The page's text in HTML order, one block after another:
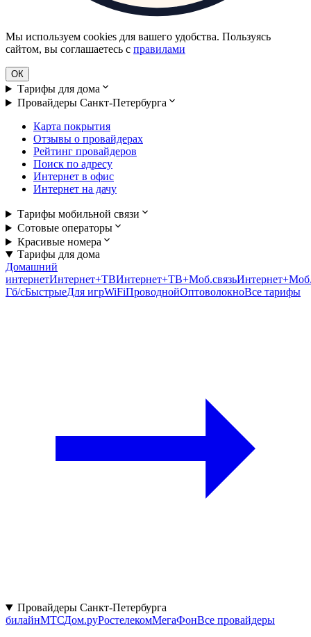
Мы используем cookies для вашего удобства. Пользуясь
сайтом, вы соглашаетесь с правилами
ОК
Тарифы для дома
Провайдеры Санкт-Петербурга
Карта покрытия
Отзывы о провайдерах
Рейтинг провайдеров
Поиск по адресу
Интернет в офис
Интернет на дачу
Тарифы мобильной связи
Сотовые операторы
Красивые номера
Тарифы для дома
Домашний
интернетИнтернет+ТВИнтернет+ТВ+Моб.связь
Гб/cБыстрыеДля игрWiFiПроводнойОптоволокноВсе тарифы
Провайдеры Санкт-Петербурга
билайнМТСДом.руРостелекомМегаФонВсе провайдеры